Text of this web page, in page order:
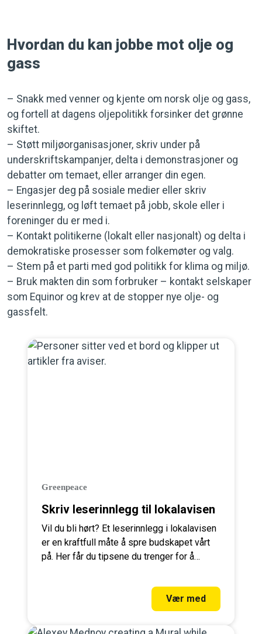
Hvordan du kan jobbe mot olje og
gass
– Snakk med venner og kjente om norsk olje og gass,
og fortell at dagens oljepolitikk forsinker det grønne
skiftet.
– Støtt miljøorganisasjoner, skriv under på
underskriftskampanjer, delta i demonstrasjoner og
debatter om temaet, eller arranger din egen.
– Engasjer deg på sosiale medier eller skriv
leserinnlegg, og løft temaet på jobb, skole eller i
foreninger du er med i.
– Kontakt politikerne (lokalt eller nasjonalt) og delta i
demokratiske prosesser som folkemøter og valg.
– Stem på et parti med god politikk for klima og miljø.
– Bruk makten din som forbruker – kontakt selskaper
som Equinor og krev at de stopper nye olje- og
gassfelt.
Greenpeace
Skriv leserinnlegg til lokalavisen
Vil du bli hørt? Et leserinnlegg i lokalavisen
er en kraftfull måte å spre budskapet vårt
på. Her får du tipsene du trenger for å
Vær med